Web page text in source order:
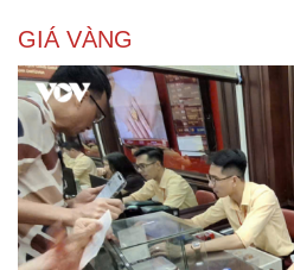
GIÁ VÀNG